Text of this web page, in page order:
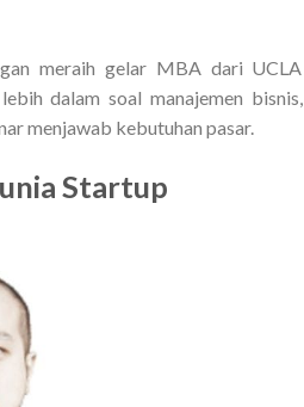
meraih gelar MBA dari UCLA
dalam soal manajemen bisnis,
menjawab kebutuhan pasar.
Startup